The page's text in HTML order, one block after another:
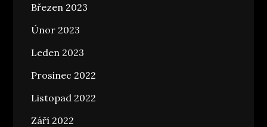
Březen 2023
Únor 2023
Leden 2023
Prosinec 2022
Listopad 2022
Září 2022